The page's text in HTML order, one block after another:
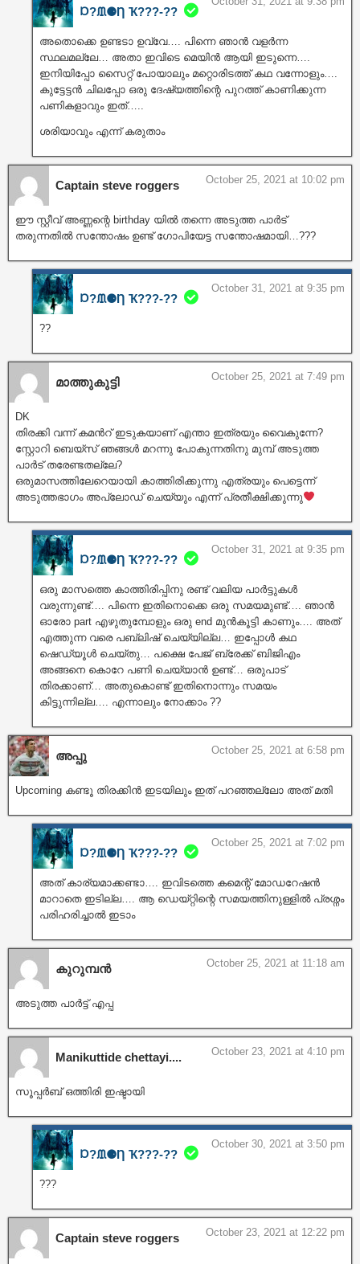
Ɒ?ᙢ⚈Ƞ Ҡ???‐??
അതൊക്കെ ഉണ്ടടാ ഉവ്വേ…. പിന്നെ ഞാൻ വളർന്ന
സ്ഥലമല്ലേ… അതാ ഇവിടെ മെയിൻ ആയി ഇടുന്നെ….
ഇനിയിപ്പോ സൈറ്റ് പോയാലും മറ്റൊരിടത്ത് കഥ വന്നോളും….
കുട്ടേട്ടൻ ചിലപ്പോ ഒരു ദേഷ്യത്തിന്റെ പുറത്ത് കാണിക്കുന്ന
പണികളാവും ഇത്…..
ശരിയാവും എന്ന് കരുതാം
Captain steve roggers October 25, 2021 at 10:02 pm
ഈ സ്റ്റീവ് അണ്ണന്റെ birthday യിൽ തന്നെ അടുത്ത പാർട്
തരുന്നതിൽ സന്തോഷം ഉണ്ട് ഗോപിയേട്ട സന്തോഷമായി…???
Ɒ?ᙢ⚈Ƞ Ҡ???‐??
October 31, 2021 at 9:35 pm
??
മാത്തുകുട്ടി October 25, 2021 at 7:49 pm
DK
തിരക്കി വന്ന് കമൻറ് ഇടുകയാണ് എന്താ ഇത്രയും വൈകുന്നേ?
സ്റ്റോറി ബെയ്സ് ഞങ്ങൾ മറന്നു പോകുന്നതിനു മുമ്പ് അടുത്ത
പാർട് തരേണ്ടതല്ലേ?
ഒരുമാസത്തിലേറെയായി കാത്തിരിക്കുന്നു എത്രയും പെട്ടെന്ന്
അടുത്തഭാഗം അപ്‌ലോഡ് ചെയ്യും എന്ന് പ്രതീക്ഷിക്കുന്നു
Ɒ?ᙢ⚈Ƞ Ҡ???‐??
October 31, 2021 at 9:35 pm
ഒരു മാസത്തെ കാത്തിരിപ്പിനു രണ്ട് വലിയ പാർട്ടുകൾ
വരുന്നുണ്ട്…. പിന്നെ ഇതിനൊക്കെ ഒരു സമയമുണ്ട്…. ഞാൻ
ഓരോ part എഴുതുമ്പോളും ഒരു end മുൻകൂട്ടി കാണും…. അത്
എത്തുന്ന വരെ പബ്ലിഷ് ചെയ്യില്ല… ഇപ്പോൾ കഥ
ഷെഡ്യൂൾ ചെയ്തു… പക്ഷെ പേജ് ബ്രേക്ക്‌ ബിജിഎം
അങ്ങനെ കൊറേ പണി ചെയ്യാൻ ഉണ്ട്… ഒരുപാട്
തിരക്കാണ്… അതുകൊണ്ട് ഇതിനൊന്നും സമയം
കിട്ടുന്നില്ല…. എന്നാലും നോക്കാം ??
അപ്പു October 25, 2021 at 6:58 pm
Upcoming കണ്ടൂ തിരക്കിൻ ഇടയിലും ഇത് പറഞ്ഞല്ലോ അത് മതി
Ɒ?ᙢ⚈Ƞ Ҡ???‐??
October 25, 2021 at 7:02 pm
അത് കാര്യമാക്കണ്ടാ…. ഇവിടത്തെ കമെന്റ് മോഡറേഷൻ
മാറാതെ ഇടില്ല…. ആ ഡെയ്റ്റിന്റെ സമയത്തിനുള്ളിൽ പ്രശ്നം
പരിഹരിച്ചാൽ ഇടാം
കുറുമ്പൻ October 25, 2021 at 11:18 am
അടുത്ത പാർട്ട്‌ എപ്പ
Manikuttide chettayi.... October 23, 2021 at 4:10 pm
സൂപ്പർബ് ഒത്തിരി ഇഷ്ടായി
Ɒ?ᙢ⚈Ƞ Ҡ???‐??
October 30, 2021 at 3:50 pm
???
Captain steve roggers October 23, 2021 at 12:22 pm